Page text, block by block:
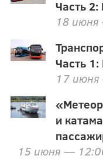
Часть
18
Часть
17
и
15 июня —